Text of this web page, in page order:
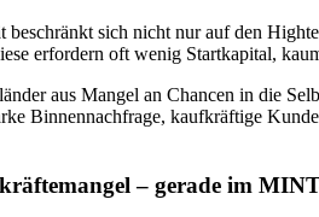
sich nicht nur auf den
erfordern oft wenig Startkapital,
aus Mangel an Chancen in die
Binnennachfrage, kaufkräftige
– gerade im